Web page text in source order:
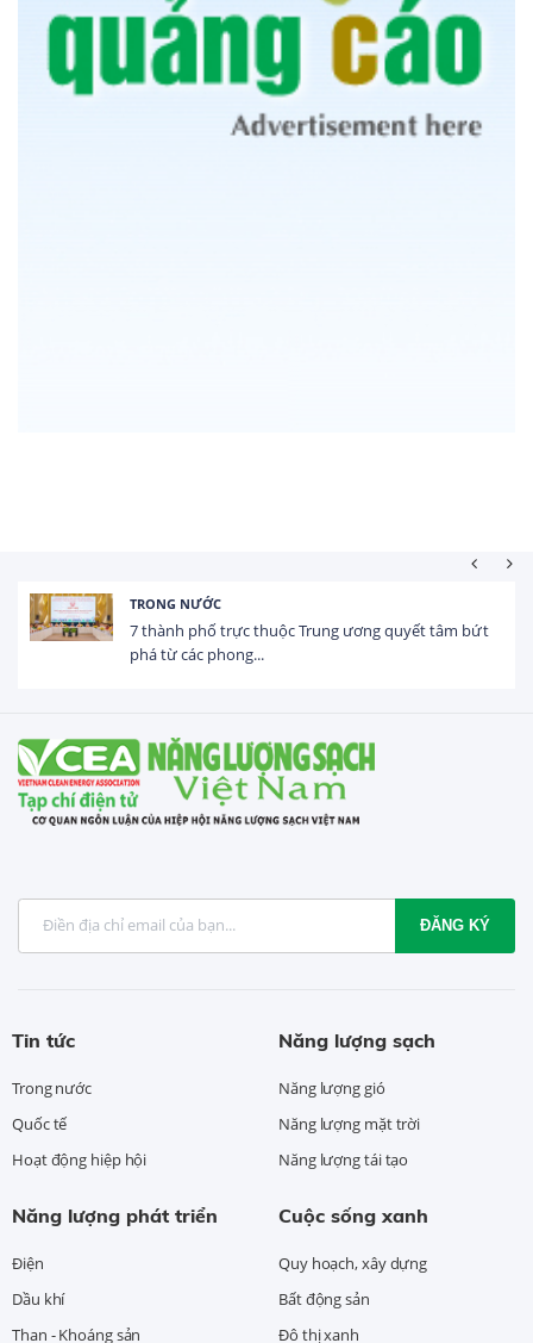
TRONG NƯỚC
7 thành phố trực thuộc Trung ương quyết tâm bứt
phá từ các phong...
ĐĂNG KÝ
Tin tức
Trong nước
Quốc tế
Hoạt động hiệp hội
Năng lượng sạch
Năng lượng gió
Năng lượng mặt trời
Năng lượng tái tạo
Năng lượng phát triển
Điện
Dầu khí
Than - Khoáng sản
Cuộc sống xanh
Quy hoạch, xây dựng
Bất động sản
Đô thị xanh